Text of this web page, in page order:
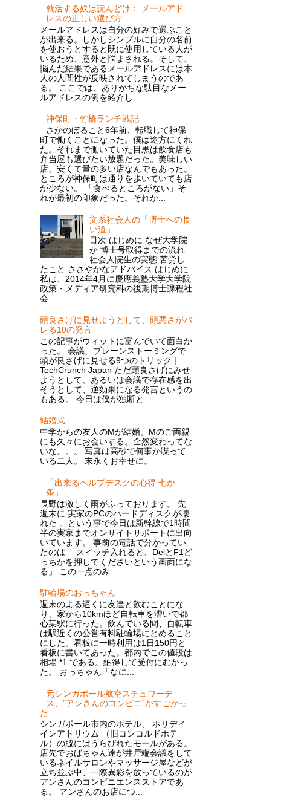
就活する奴は読んどけ： メールアド
レスの正しい選び方
メールアドレスは自分の好みで選ぶこと
が出来る。しかしシンプルに自分の名前
を使おうとすると既に使用している人が
いるため、意外と悩まされる。そして、
悩んだ結果であるメールアドレスには本
人の人間性が反映されてしまうのであ
る。 ここでは、ありがちな駄目なメー
ルアドレスの例を紹介し...
神保町・竹橋ランチ戦記
さかのぼること6年前、転職して神保
町で働くことになった。僕は途方にくれ
た。それまで働いていた目黒は飲食店も
弁当屋も選びたい放題だった。美味しい
店、安くて量の多い店なんでもあった。
ところが神保町は通りを歩いていても店
が少ない。 「食べるところがない」そ
れが最初の印象だった。それか...
文系社会人の「博士への長
い道」
目次 はじめに なぜ大学院
か 博士号取得までの流れ
社会人院生の実態 苦労し
たこと ささやかなアドバイス はじめに
私は、2014年4月に慶應義塾大学大学院
政策・メディア研究科の後期博士課程社
会...
頭良さげに見せようとして、頭悪さがバ
レる10の発言
この記事がウィットに富んでいて面白か
った。 会議、ブレーンストーミングで
頭が良さげに見せる9つのトリック |
TechCrunch Japan ただ頭良さげにみせ
ようとして、あるいは会議で存在感を出
そうとして、逆効果になる発言というの
もある。 今日は僕が独断と...
結婚式
中学からの友人のMが結婚。Mのご両親
にも久々にお会いする。全然変わってな
いな。。。 写真は高砂で何事か喋って
いる二人。 末永くお幸せに。
「出来るヘルプデスクの心得 七か
条」
長野は激しく雨がふっております。 先
週末に 実家のPCのハードディスクが壊
れた 。という事で今日は新幹線で1時間
半の実家までオンサイトサポートに出向
いています。 事前の電話で分かってい
たのは 「スイッチ入れると、DelとF1ど
っちかを押してくださいという画面にな
る」 この一点のみ...
駐輪場のおっちゃん
週末のよる遅くに友達と飲むことにな
り、家から10kmほど自転車を漕いで都
心某駅に行った。飲んでいる間、自転車
は駅近くの公営有料駐輪場にとめること
にした。看板に一時利用は1日150円と
看板に書いてあった。都内でこの値段は
相場 *1 である。納得して受付にむかっ
た。 おっちゃん「なに...
元シンガポール航空スチュワーデ
ス、”アンさんのコンビニ”がすごかっ
た
シンガポール市内のホテル、 ホリデイ
インアトリウム （旧コンコルドホテ
ル）の脇にはうらびれたモールがある。
店先でおばちゃん達が井戸端会議をして
いるネイルサロンやマッサージ屋などが
立ち並ぶ中、一際異彩を放っているのが
アンさんのコンビニエンスストアであ
る。 アンさんのお店につ...